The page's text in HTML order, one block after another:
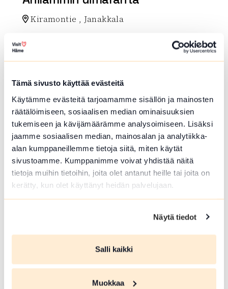
Tämä sivusto käyttää evästeitä
Käytämme evästeitä tarjoamamme sisällön ja mainosten
räätälöimiseen, sosiaalisen median ominaisuuksien
tukemiseen ja kävijämäärämme analysoimiseen. Lisäksi
jaamme sosiaalisen median, mainosalan ja analytiikka-
alan kumppaneillemme tietoja siitä, miten käytät
sivustoamme. Kumppanimme voivat yhdistää näitä
tietoja muihin tietoihin, joita olet antanut heille tai joita on
kerätty, kun olet käyttänyt heidän palvelujaan.
Näytä tiedot
Salli kaikki
Muokkaa
Kiramontie , Janakkala
Lue lisää luontokohteesta Ahilammin uimaranta
Hausjärventie 1875 , Hausjärvi
Lue lisää luontokohteesta Piirivuoren näkötorni
array(0) { }